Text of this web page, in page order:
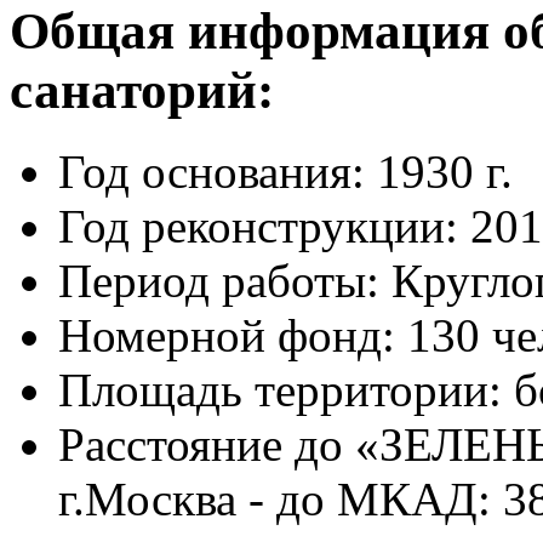
Общая
санаторий:
Год основания: 1930 г.
Год реконструкции:
Период работы:
Номерной фонд: 130
Площадь территории:
Расстояние до
г.Москва - до МКАД: